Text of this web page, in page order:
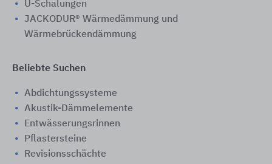
U-Schalungen
JACKODUR® Wärmedämmung und
Wärmebrückendämmung
Beliebte Suchen
Abdichtungssysteme
Akustik-Dämmelemente
Entwässerungsrinnen
Pflastersteine
Revisionsschächte